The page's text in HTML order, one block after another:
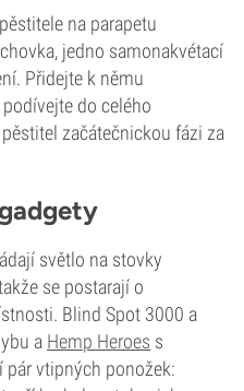
na parapetu
jedno samonakvétací
Přidejte k němu
do celého
začátečnickou fázi za
světlo na stovky
se postarají o
Blind Spot 3000 a
a Hemp Heroes s
pár vtipných ponožek: